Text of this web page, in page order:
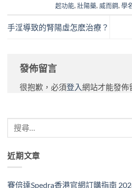
起功能, 壯陽藥, 威而鋼, 學
手淫導致的腎陽虛怎麽治療？
發佈留言
很抱歉，必須登入 網站才能發佈
近期文章
賽倍達Spedra香港官網訂購指南